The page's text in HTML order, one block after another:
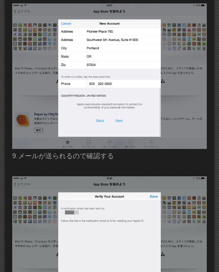
9.メールが送られるので確認する